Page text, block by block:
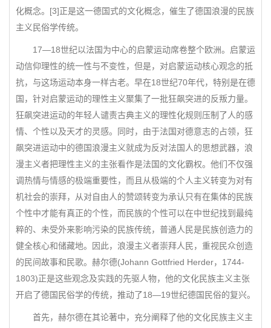
化概念。[3]正是这一德国式的文化概念，催生了德国浪漫的民族
主义民俗学传统。
17—18世纪以法国为中心的启蒙运动席卷整个欧洲。启蒙运
动信仰理性的统一性与不变性，但是，对启蒙运动核心观念的抵
抗，与这场运动本身一样古老。早在18世纪70年代，特别是在德
国，针对启蒙运动的理性主义聚集了一批狂飙突进的反叛力量。
狂飙突进运动的年轻人谴责古典主义的理性化规则压制了人的感
情、个性以及天才的灵感。同时，由于法国对德意志的占领，狂
飙突进运动中的德国浪漫主义就成为反对法国人的思想武器，浪
漫主义者把理性主义的主张看作是法国的文化霸权。他们不仅强
调热情与情感的极端重要性，而且从极端的个人主义转变为对有
机社会的崇拜，从对自由人的赞颂转变为承认只有在集体的民族
个性中才能有真正的个性，而民族的个性可以在中世纪找到最纯
粹的、未受外来影响污染的民族传统，普通人民是民族创造力的
健全核心和储藏地。因此，浪漫主义者崇拜人民，重视民众创造
的民间故事和民歌。赫尔德(Johann Gottfried Herder，1744-
1803)正是这些观念及实践的先驱人物，他的文化民族主义主张
开启了德国民俗学的传统，推动了18—19世纪德国民俗的复兴。
首先，赫尔德在其论著中，充分阐释了他的文化民族主义主